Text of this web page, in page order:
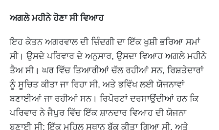
ਅਗਲੇ ਮਹੀਨੇ ਹੋਣਾ ਸੀ ਵਿਆਹ
ਇਹ ਕੇਤਨ ਅਗਰਵਾਲ ਦੀ ਜ਼ਿੰਦਗੀ ਦਾ ਇੱਕ ਖੁਸ਼ੀ ਭਰਿਆ ਸਮਾਂ
ਸੀ। ਉਸਦੇ ਪਰਿਵਾਰ ਦੇ ਅਨੁਸਾਰ, ਉਸਦਾ ਵਿਆਹ ਅਗਲੇ ਮਹੀਨੇ
ਤੈਅ ਸੀ। ਘਰ ਵਿੱਚ ਤਿਆਰੀਆਂ ਚੱਲ ਰਹੀਆਂ ਸਨ, ਰਿਸ਼ਤੇਦਾਰਾਂ
ਨੂੰ ਸੂਚਿਤ ਕੀਤਾ ਜਾ ਰਿਹਾ ਸੀ, ਅਤੇ ਭਵਿੱਖ ਲਈ ਯੋਜਨਾਵਾਂ
ਬਣਾਈਆਂ ਜਾ ਰਹੀਆਂ ਸਨ। ਰਿਪੋਰਟਾਂ ਦਰਸਾਉਂਦੀਆਂ ਹਨ ਕਿ
ਪਰਿਵਾਰ ਨੇ ਜੈਪੁਰ ਵਿੱਚ ਇੱਕ ਸ਼ਾਨਦਾਰ ਵਿਆਹ ਦੀ ਯੋਜਨਾ
ਬਣਾਈ ਸੀ; ਇੱਕ ਮਹਿਲ ਸਥਾਨ ਬੁੱਕ ਕੀਤਾ ਗਿਆ ਸੀ, ਅਤੇ